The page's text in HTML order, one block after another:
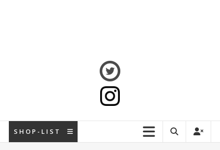
S H O P - L I S T